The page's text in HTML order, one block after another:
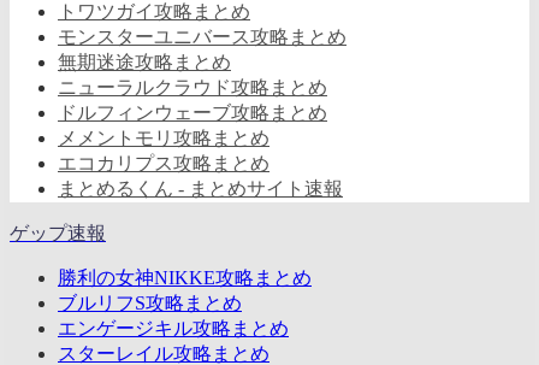
トワツガイ攻略まとめ
モンスターユニバース攻略まとめ
無期迷途攻略まとめ
ニューラルクラウド攻略まとめ
ドルフィンウェーブ攻略まとめ
メメントモリ攻略まとめ
エコカリプス攻略まとめ
まとめるくん - まとめサイト速報
ゲップ速報
勝利の女神NIKKE攻略まとめ
ブルリフS攻略まとめ
エンゲージキル攻略まとめ
スターレイル攻略まとめ